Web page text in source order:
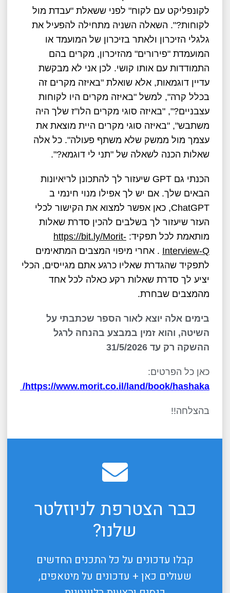
לקונפליקט עם לקוח" לפני ששאלת "עבדת מול
לקוחות?". השאלה השניה מתחילה להפעיל את
גלגלי הזיכרון ולאתר בזיכרון של המועמד או
המועמדת "פירורים" מהזיכרון, מקרים בהם
התמודדות עם אותו קושי. לכן אני לא מבקשת
עדיין דוגמאות, אלא שואלת "באיזה מקרים זה
בכלל קרה", למשל "באיזה מקרים היו לקוחות
עצבניים?", "באיזה סוגי מקרים הלו"ז שלך היה
משתבש", "באיזה סוגי מקרים היית מוצאת את
עצמך מול ממשק שלא משתף פעולה". כל אלה
שאלות הכנה לשאלה של "תני לי דוגמא?".
הכנתי גם GPT שיעזור לך להתכונן לריאיונות
הבאים שלך. אם יש לך אפילו מנוי חינמי ב
ChatGPT, כאן אפשר למצוא את הקישור לכלי
העזר שיעזור לך בשלבים להכין סדרת שאלות
מותאמת לכל תפקיד: https://bit.ly/Morit-
Interview-Q . אחרי מיפוי המצבים המתאימים
לתפקיד שהגדרת שאליו כרגע אתם מגייסים, הכלי
יציע לך סדרת שאלות רקע כאלה לכל אחד
מהמצבים שבחרת.
בימים אלה יוצא לאור הספר שכתבתי על
השיטה, והוא זמין במבצע בהנחה לרגל
ההשקה רק עד 31/5/2026
כאן כל הפרטים:
https://www.morit.co.il/land/book/hashaka/
בהצלחה!!
כבר הצטרפת לניוזלטר
שלנו?
קבלו עדכונים על כל התכנים החדשים
שעולים כאן + עדכונים על מיטאפים,